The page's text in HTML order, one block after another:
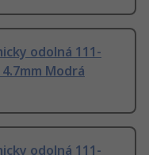
odolná 111-
4.7mm Modrá
odolná 111-